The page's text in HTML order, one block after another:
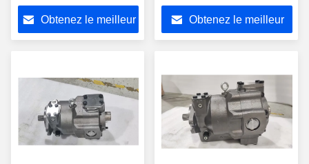
piston Pompes à béton
Pompes hydrauliques
Pièces détachées
Obtenez le meilleur Obtenez le meilleur